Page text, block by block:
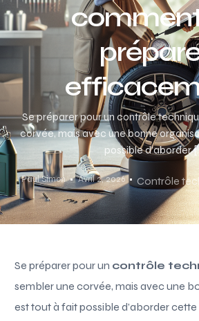
Se préparer pour un contrôle
corvée, mais avec une bonne
possible d’aborder
Paul Simon Avril 2, 2026 Contrôle
Se préparer pour un contrôle
sembler une corvée, mais avec une
est tout à fait possible d’aborder